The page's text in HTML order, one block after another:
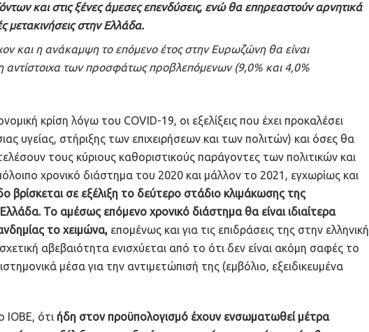
και στις ξένες άμεσες επενδύσεις, ενώ θα επηρεαστούν αρνητικά
μετακινήσεις στην Ελλάδα.
και η ανάκαμψη το επόμενο έτος στην Ευρωζώνη θα είναι
αντίστοιχα των προσφάτως προβλεπόμενων (9,0% και 4,0%
κρίση λόγω του COVID-19, οι εξελίξεις που έχει προκαλέσει
υγείας, στήριξης των επιχειρήσεων και των πολιτών) και όσες θα
τους κύριους καθοριστικούς παράγοντες των πολιτικών και
χρονικό διάστημα του 2020 και μάλλον το 2021, εγχωρίως και
βρίσκεται σε εξέλιξη το δεύτερο στάδιο κλιμάκωσης της
Ελλάδα. Το αμέσως επόμενο χρονικό διάστημα θα είναι ιδιαίτερα
το χειμώνα, επομένως και για τις επιδράσεις της στην ελληνική
αβεβαιότητα ενισχύεται από το ότι δεν είναι ακόμη σαφές το
μέσα για την αντιμετώπισή της (εμβόλιο, εξειδικευμένα
ΙΟΒΕ, ότι ήδη στον προϋπολογισμό έχουν ενσωματωθεί μέτρα